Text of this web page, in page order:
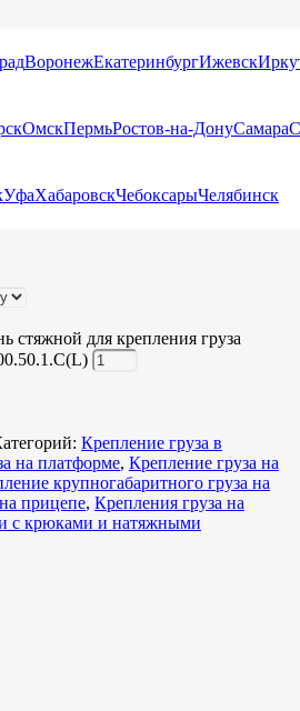
ВоронежЕкатеринбургИжевск
ОмскПермьРостов-на-ДонуСамара
УфаХабаровскЧебоксарыЧелябинск
/ Ремень стяжной для
для крепления
с крюками
стяжной для крепления груза
Крепление груза в
на платформе, Крепление груза на
крупногабаритного груза на
прицепе, Крепления груза на
с крюками и натяжными